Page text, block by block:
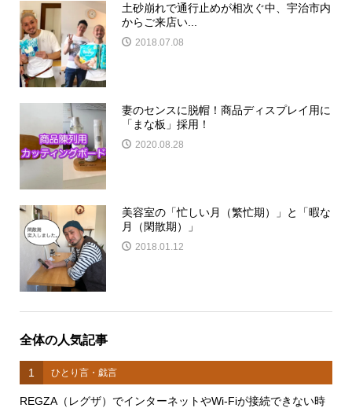
土砂崩れで通行止めが相次ぐ中、宇治市内
からご来店い...
2018.07.08
妻のセンスに脱帽！商品ディスプレイ用に
「まな板」採用！
2020.08.28
美容室の「忙しい月（繁忙期）」と「暇な
月（閑散期）」
2018.01.12
全体の人気記事
1 ひとり言・戯言
REGZA（レグザ）でインターネットやWi-Fiが接続できない時